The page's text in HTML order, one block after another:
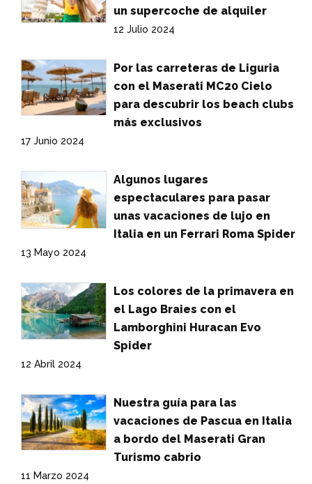
un supercoche de alquiler
12 Julio 2024
Por las carreteras de Liguria
con el Maserati MC20 Cielo
para descubrir los beach clubs
más exclusivos
17 Junio 2024
Algunos lugares
espectaculares para pasar
unas vacaciones de lujo en
Italia en un Ferrari Roma Spider
13 Mayo 2024
Los colores de la primavera en
el Lago Braies con el
Lamborghini Huracan Evo
Spider
12 Abril 2024
Nuestra guía para las
vacaciones de Pascua en Italia
a bordo del Maserati Gran
Turismo cabrio
11 Marzo 2024